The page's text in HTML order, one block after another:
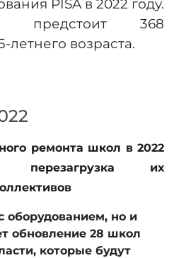
PISA в 2022 году.
предстоит 368
летнего возраста.
ремонта школ в 2022
перезагрузка их
оборудованием, но и
обновление 28 школ
которые будут